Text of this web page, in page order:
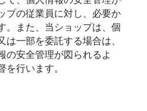
プの従業員に対し、必要か
。また、当ショップは、個
は一部を委託する場合は、
の安全管理が図られるよ
を行います。